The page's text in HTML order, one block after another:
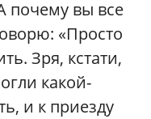
почему вы все
«Просто
Зря, кстати,
какой-
и к приезду